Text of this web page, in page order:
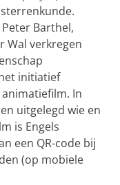
Barthel,
Wal verkregen
initiatief
In
uitgelegd wie en
is Engels
een QR-code bij
(op mobiele